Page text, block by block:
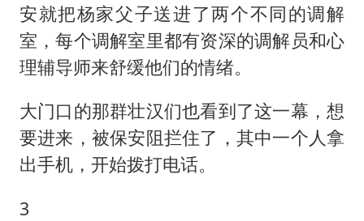
安就把杨家父子送进了两个不同的调解
室，每个调解室里都有资深的调解员和心
理辅导师来舒缓他们的情绪。
大门口的那群壮汉们也看到了这一幕，想
要进来，被保安阻拦住了，其中一个人拿
出手机，开始拨打电话。
3